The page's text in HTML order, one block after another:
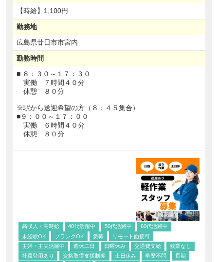
【時給】 1,100円
勤務地
広島県廿日市市宮内
勤務時間
■ ８：３０～１７：３０
実働 ７時間４０分
休憩 ８０分
※駅から送迎希望の方（８：４５集合）
■９：００～１７：００
実働 ６時間４０分
休憩 ８０分
高収入・高時給 40代活躍中 50代活躍中
60代活躍中
未経験OK
ブランクOK 急募
リモート面接可
主婦・主夫活躍中
週休二日 日曜休み 交通費支給
残業なし
社員登用あり
資格取得支援制度 土日休み 学歴不問
長期